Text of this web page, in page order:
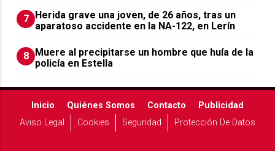
7 Herida grave una joven, de 26 años, tras un
aparatoso accidente en la NA-122, en Lerín
8 Muere al precipitarse un hombre que huía de la
policía en Estella
Inicio Quiénes Somos Contacto
Publicidad
Aviso Legal
Cookies Seguridad Protección De Datos